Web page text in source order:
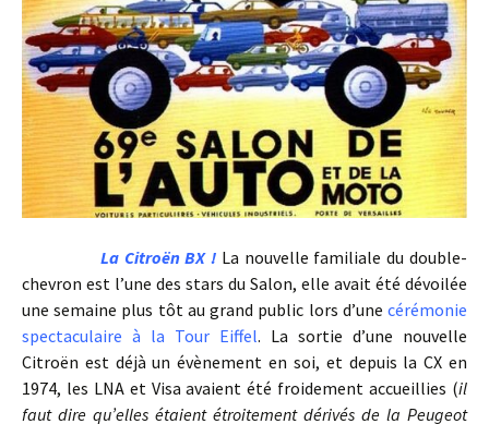
La Citroën BX ! La nouvelle familiale du double-
chevron est l’une des stars du Salon, elle avait été dévoilée
une semaine plus tôt au grand public lors d’une cérémonie
spectaculaire à la Tour Eiffel. La sortie d’une nouvelle
Citroën est déjà un évènement en soi, et depuis la CX en
1974, les LNA et Visa avaient été froidement accueillies (il
faut dire qu’elles étaient étroitement dérivés de la Peugeot